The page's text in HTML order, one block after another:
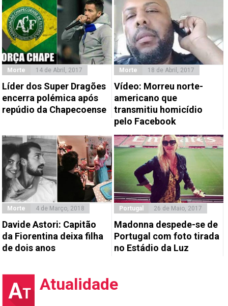
Morte 14 de Abril, 2017
Líder dos Super Dragões
encerra polémica após
repúdio da Chapecoense
Morte 18 de Abril, 2017
Vídeo: Morreu norte-
americano que
transmitiu homicídio
pelo Facebook
Morte 4 de Março, 2018
Davide Astori: Capitão
da Fiorentina deixa filha
de dois anos
Portugal 26 de Maio, 2017
Madonna despede-se de
Portugal com foto tirada
no Estádio da Luz
Atualidade